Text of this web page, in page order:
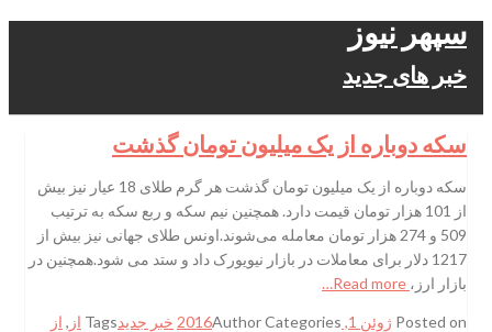
سپهر نیوز
خبر های جدید
سکه دوباره از یک میلیون تومان گذشت
سکه دوباره از یک میلیون تومان گذشت هر گرم طلای 18 عیار نیز بیش
از 101 هزار تومان قیمت دارد. همچنین نیم سکه و ربع سکه به ترتیب
509 و 274 هزار تومان معامله می‌شوند.اونس طلای جهانی نیز بیش از
1217 دلار برای معاملات در بازار نیویورک داد و ستد می شود.همچنین در
بازار ارز،
Posted on ژوئن 1, 2016 AuthorCategories خبر جدیدTags از , از